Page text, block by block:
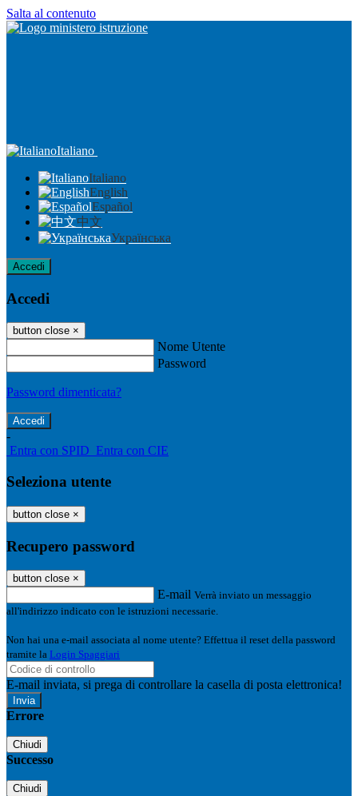
Salta al contenuto
Italiano
Italiano
English
Español
中文
Українська
Accedi
Accedi
button close ×
Nome Utente
Password
Password dimenticata?
-
Entra con SPID Entra con CIE
Seleziona utente
button close ×
Recupero password
button close ×
E-mail Verrà inviato un messaggio
all'indirizzo indicato con le istruzioni necessarie.
Non hai una e-mail associata al nome utente? Effettua il reset della password
tramite la Login Spaggiari
E-mail inviata, si prega di controllare la casella di posta elettronica!
Errore
Chiudi
Successo
Chiudi